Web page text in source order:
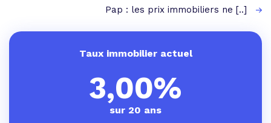
Pap : les prix immobiliers ne [..]
Taux immobilier actuel
3,00%
sur 20 ans